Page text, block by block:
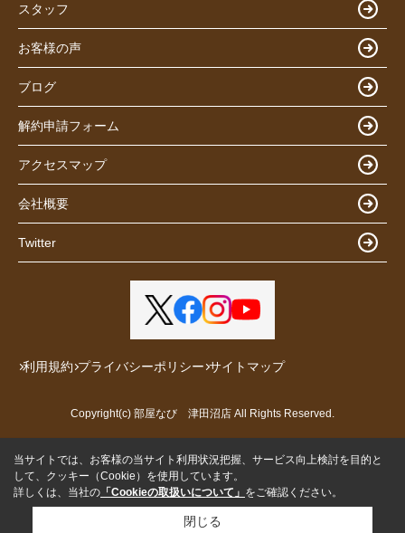
スタッフ
お客様の声
ブログ
解約申請フォーム
アクセスマップ
会社概要
Twitter
利用規約 プライバシーポリシー サイトマップ
Copyright(c) 部屋なび 津田沼店 All Rights Reserved.
当サイトでは、お客様の当サイト利用状況把握、サービス向上検討を目的と
して、クッキー（Cookie）を使用しています。
詳しくは、当社の 「Cookieの取扱いについて」 をご確認ください。
閉じる